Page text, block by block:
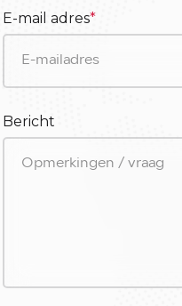
E-mail adres*
Bericht